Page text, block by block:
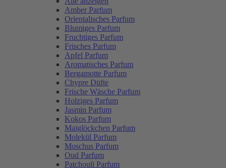
Amber Parfum
Orientalisches Parfum
Blumiges Parfum
Fruchtiges Parfum
Frisches Parfum
Apfel Parfum
Aromatisches Parfum
Bergamotte Parfum
Chypre Düfte
Frische Wäsche Parfum
Holziges Parfum
Jasmin Parfum
Kokos Parfum
Maiglöckchen Parfum
Molekül Parfum
Moschus Parfum
Oud Parfum
Patchouli Parfum